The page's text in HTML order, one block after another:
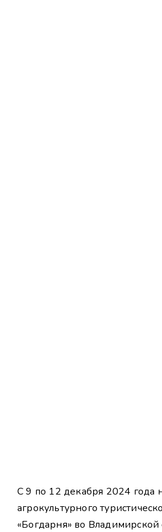
С 9 по 12 декабря 2024 года
агрокультурного
«Богдарня» во Владимирской